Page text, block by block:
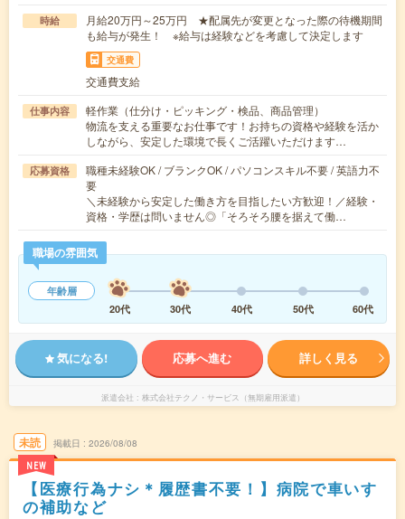
時給
月給20万円～25万円 ★配属先が変更となった際の待機期間
も給与が発生！ ※給与は経験などを考慮して決定します
交通費
交通費支給
仕事内容
軽作業（仕分け・ピッキング・検品、商品管理）
物流を支える重要なお仕事です！お持ちの資格や経験を活か
しながら、安定した環境で長くご活躍いただけます…
応募資格
職種未経験OK / ブランクOK / パソコンスキル不要 / 英語力不
要
＼未経験から安定した働き方を目指したい方歓迎！／経験・
資格・学歴は問いません◎「そろそろ腰を据えて働…
職場の雰囲気
年齢層
20代
30代 40代 50代 60代
気になる! 応募へ進む 詳しく見る
派遣会社 株式会社テクノ・サービス（無期雇用派遣）
未読
NEW
掲載日 2026/08/08
【医療行為ナシ＊履歴書不要！】病院で車いす
の補助など